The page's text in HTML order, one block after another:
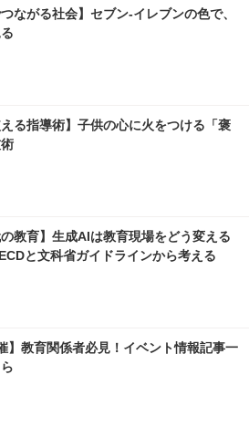
つながる社会】セブン‐イレブンの色で、
える指導術】子供の心に火をつける「褒
の教育】生成AIは教育現場をどう変える
と文科省ガイドラインから考える
】教育関係者必見！イベント情報記事一